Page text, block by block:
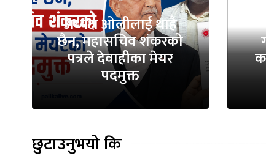
अध्यक्ष ओलीलाई थाहै
छैन, महासचिव शंकरको
पत्रले देवाहीका मेयर
पदमुक्त
छुटाउनुभयो कि